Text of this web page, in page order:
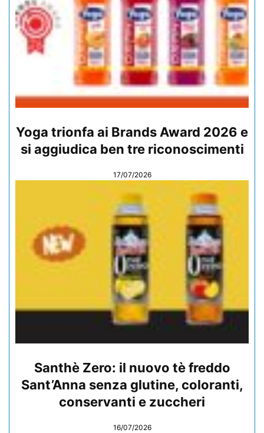
Yoga trionfa ai Brands Award 2026 e
si aggiudica ben tre riconoscimenti
17/07/2026
Santhè Zero: il nuovo tè freddo
Sant’Anna senza glutine, coloranti,
conservanti e zuccheri
16/07/2026